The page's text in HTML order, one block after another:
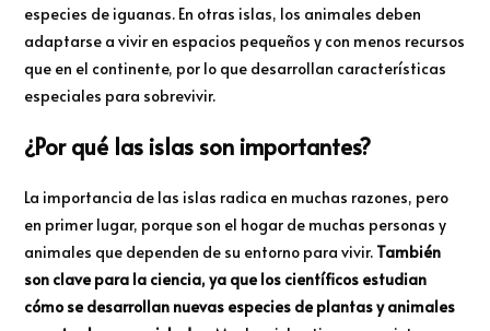
especies de iguanas. En otras islas, los animales deben
adaptarse a vivir en espacios pequeños y con menos recursos
que en el continente, por lo que desarrollan características
especiales para sobrevivir.
¿Por qué las islas son importantes?
La importancia de las islas radica en muchas razones, pero
en primer lugar, porque son el hogar de muchas personas y
animales que dependen de su entorno para vivir. También
son clave para la ciencia, ya que los científicos estudian
cómo se desarrollan nuevas especies de plantas y animales